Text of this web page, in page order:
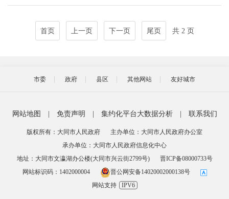
首页 上一页 下一页 尾页 共 2 页
市委 政府 县区 其他网站 友好城市
网站地图 免责声明 集约化平台大数据分析 联系我们
版权所有：大同市人民政府
主办单位：大同市人民政府办公室
承办单位：大同市人民政府信息化中心
地址：大同市文瀛湖办公楼(大同市兴云街2799号)
晋ICP备08000733号
网站标识码：1402000004
晋公网安备14020002000138号
网站支持
IPV6